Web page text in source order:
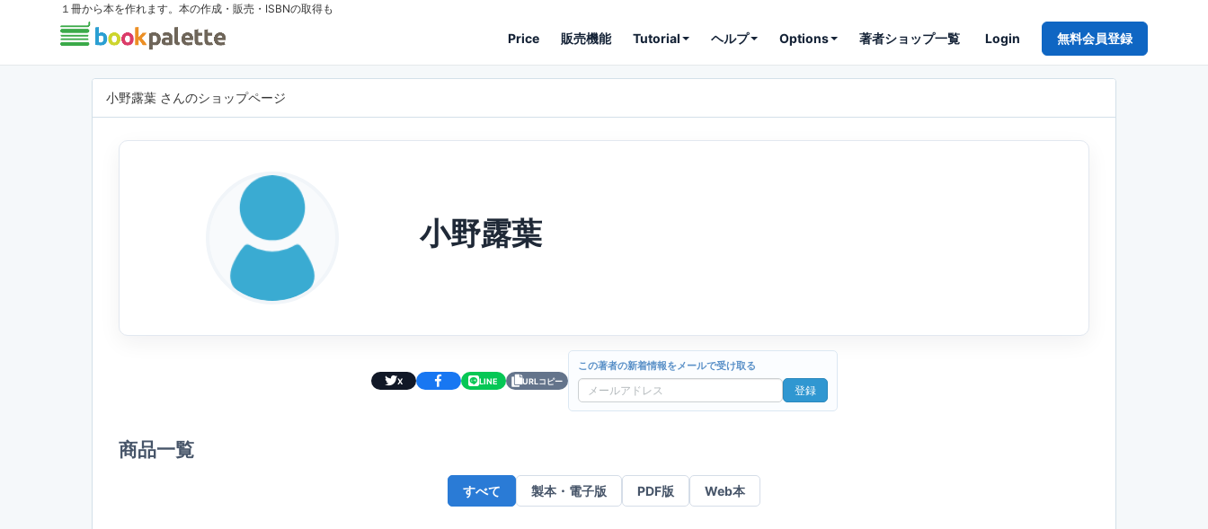
１冊から本を作れます。本の作成・販売・ISBNの取得も
Price 販売機能 Tutorial ヘルプ Options 著者ショップ一覧 Login 無料会員登録
小野露葉 さんのショップページ
小野露葉
X LINE URLコピー
この著者の新着情報をメールで受け取る
メ
ド
レ
登録
商品一覧
すべて 製本・電子版 PDF版 Web本